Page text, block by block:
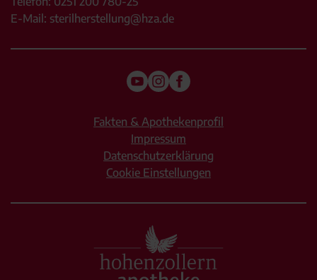
E-Mail: sterilherstellung@hza.de
Fakten & Apothekenprofil
Impressum
Datenschutzerklärung
Cookie Einstellungen